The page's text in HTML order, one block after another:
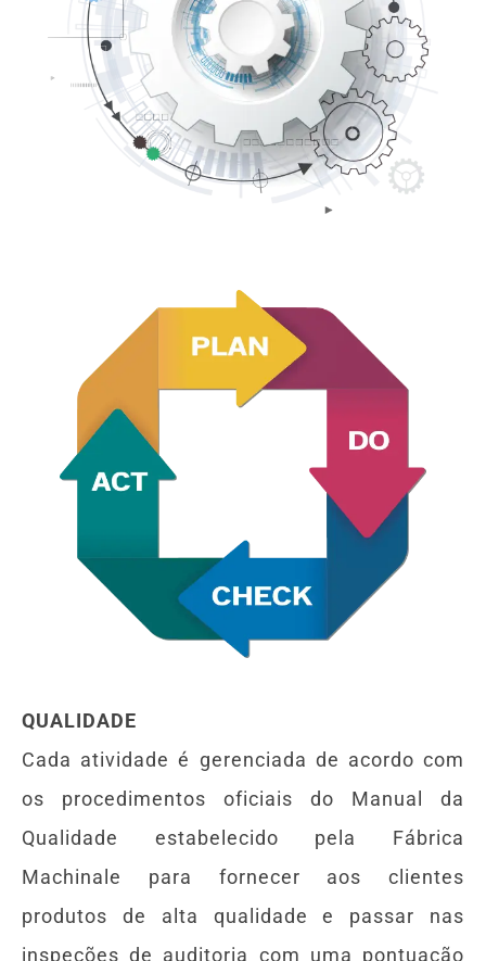
QUALIDADE
Cada atividade é gerenciada de acordo com
os procedimentos oficiais do Manual da
Qualidade estabelecido pela Fábrica
Machinale para fornecer aos clientes
produtos de alta qualidade e passar nas
inspeções de auditoria com uma pontuação